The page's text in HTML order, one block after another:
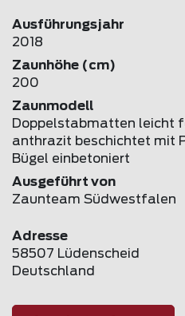
Ausführungsjahr
2018
Zaunhöhe (cm)
200
Zaunmodell
Doppelstabmatten leicht
anthrazit beschichtet mit
Bügel einbetoniert
Ausgeführt von
Zaunteam Südwestfalen
Adresse
58507 Lüdenscheid
Deutschland